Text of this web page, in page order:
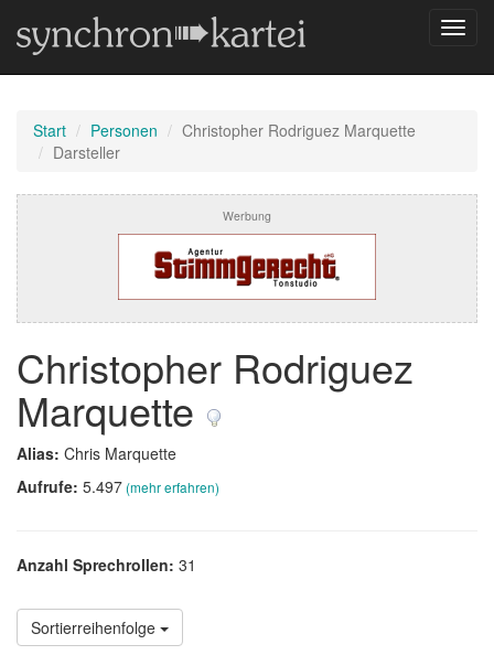
Start Personen
Christopher Rodriguez Marquette
Darsteller
Werbung
Christopher Rodriguez
Marquette
Alias: Chris Marquette
Aufrufe: 5.497(mehr erfahren)
Anzahl Sprechrollen: 31
Sortierreihenfolge